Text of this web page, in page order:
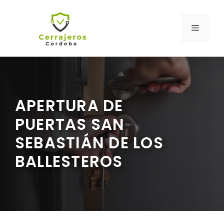
MENÚ
APERTURA DE
PUERTAS SAN
SEBASTIÁN DE LOS
BALLESTEROS